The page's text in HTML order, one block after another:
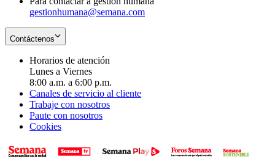
gestionhumana@semana.com
Contáctenos
Horarios de atención
Lunes a Viernes
8:00 a.m. a 6:00 p.m.
Canales de servicio al cliente
Trabaje con nosotros
Paute con nosotros
Cookies